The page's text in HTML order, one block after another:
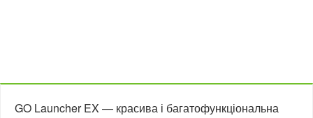
GO Launcher EX — красива і багатофункціональна